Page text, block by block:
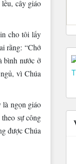
cây giáo
cho tôi lấy
rằng: “Chớ
bình nước ở
vì Chúa
là ngọn giáo
sự công
được Chúa